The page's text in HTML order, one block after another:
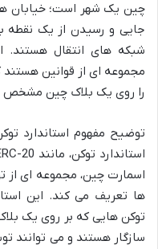
چین یک شهر است؛ خیابان
جایی و رسیدن از یک نقطه
شبکه های انتقال هستند.
مجموعه ای از قوانین هستند
را روی یک بلاک چین مشخص
توضیح مفهوم استاندارد
اسمارت چین، مجموعه ای از
ها تعریف می کند. این
توکن هایی که بر روی یک
سازگار هستند و می توانند